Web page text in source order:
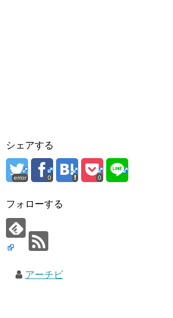
シェアする
error 0 0
フォローする
アーチビ